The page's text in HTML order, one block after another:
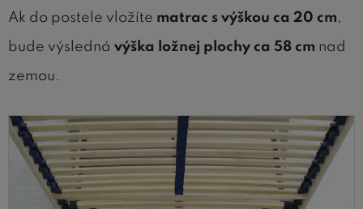
Ak do postele vložíte matrac s výškou ca 20 cm
bude výsledná výška ložnej plochy ca 58 cm nad
zemou.